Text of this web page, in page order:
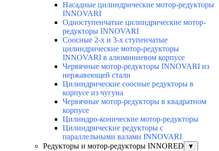
Насадные цилиндрические мотор-редукторы
INNOVARI
Одноступенчатые цилиндрические мотор-
редукторы INNOVARI
Соосные 2-х и 3-х ступенчатые
цилиндрические мотор-редукторы
INNOVARI в алюминиевом корпусе
Червячные мотор-редукторы INNOVARI из
нержавеющей стали
Цилиндрические соосные редукторы в
корпусе из чугуна
Червячные мотор-редукторы в квадратном
корпусе
Цилиндро-конические мотор-редукторы
Цилиндрические редукторы с
параллельными валами INNOVARI
Редукторы и мотор-редукторы INNORED
▼